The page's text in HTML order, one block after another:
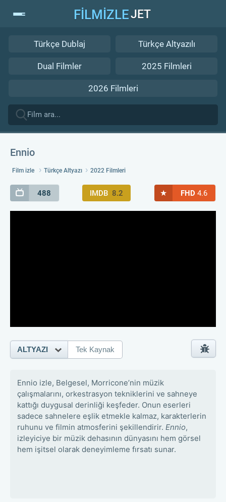
FİLMİZLEJET
Türkçe Dublaj Türkçe Altyazılı
Dual Filmler 2025 Filmleri
2026 Filmleri
Ennio
Film izle Türkçe Altyazı 2022 Filmleri
488 IMDB 8.2 ★ FHD 4.6
Ennio izle, Belgesel, Morricone’nin müzik
çalışmalarını, orkestrasyon tekniklerini ve sahneye
kattığı duygusal derinliği keşfeder. Onun eserleri
sadece sahnelere eşlik etmekle kalmaz, karakterlerin
ruhunu ve filmin atmosferini şekillendirir. Ennio,
izleyiciye bir müzik dehasının dünyasını hem görsel
hem işitsel olarak deneyimleme fırsatı sunar.
ALTYAZI Tek Kaynak